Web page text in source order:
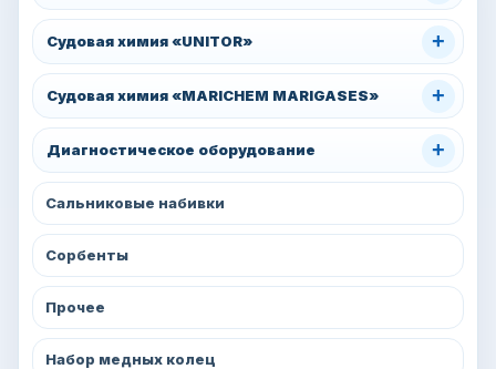
Судовая химия «UNITOR» +
Судовая химия «MARICHEM MARIGASES» +
Диагностическое оборудование +
Сальниковые набивки
Сорбенты
Прочее
Набор медных колец